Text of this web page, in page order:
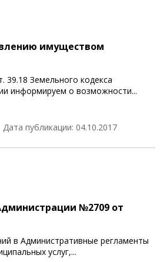
имуществом
39.18 Земельного кодекса
информируем о возможности...
Дата публикации: 04.10.2017
№2709 от
в Административные регламенты
услуг,...